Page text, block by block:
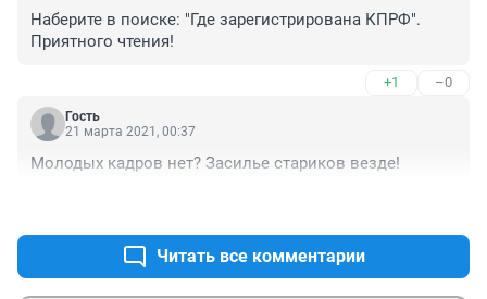
Наберите в поиске: "Где зарегистрирована КПРФ".
Приятного чтения!
+1 –0
Гость
21 марта 2021, 00:37
Молодых кадров нет? Засилье стариков везде!
Читать все комментарии